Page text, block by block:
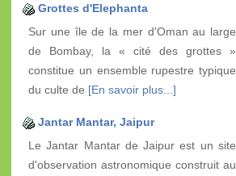
Grottes d'Elephanta
Sur une île de la mer d'Oman au large
de Bombay, la « cité des grottes »
constitue un ensemble rupestre typique
du culte de [En savoir plus...]
Jantar Mantar, Jaipur
Le Jantar Mantar de Jaipur est un site
d'observation astronomique construit au